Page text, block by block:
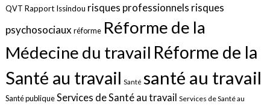
QVT Rapport Issindou risques professionnels risques
psychosociauxréforme Réforme de la
Médecine du travail Réforme de la
Santé au travail Santé santé au travail
Santé publiqueServices de Santé au travail Services de Santé au